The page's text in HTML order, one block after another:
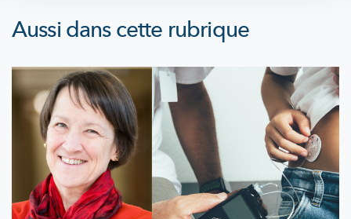
Aussi dans cette rubrique